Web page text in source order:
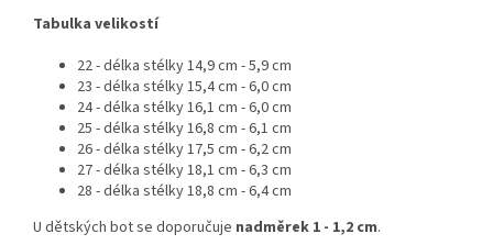
Tabulka velikostí
22 - délka stélky 14,9 cm - 5,9 cm
23 - délka stélky 15,4 cm - 6,0 cm
24 - délka stélky 16,1 cm - 6,0 cm
25 - délka stélky 16,8 cm - 6,1 cm
26 - délka stélky 17,5 cm - 6,2 cm
27 - délka stélky 18,1 cm - 6,3 cm
28 - délka stélky 18,8 cm - 6,4 cm
U dětských bot se doporučuje nadměrek 1 - 1,2 cm.